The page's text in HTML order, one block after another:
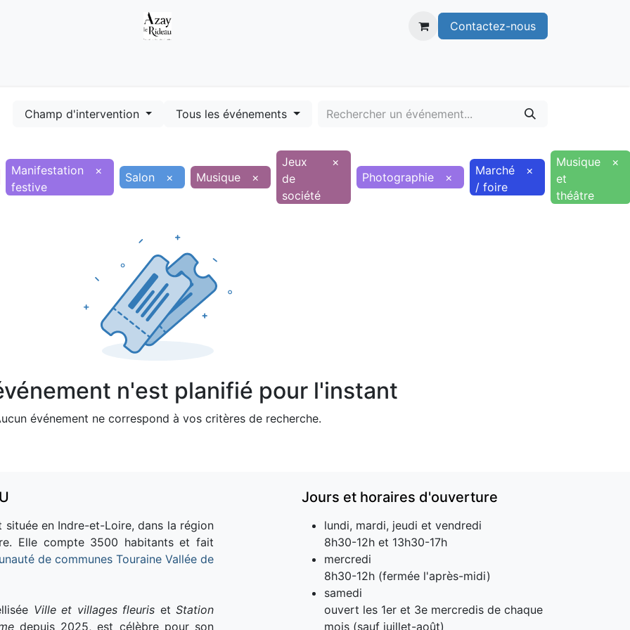
Contactez-nous
Champ d'intervention Tous les événements
Manifestation
festive
× Salon × Musique ×
Jeux
de
société
×
Photographie
×
Marché
/ foire
×
Musique
et
théâtre
×
n'est planifié pour l'instant
événement ne correspond à vos critères de recherche.
située en Indre-et-Loire, dans la région
Elle compte 3500 habitants et fait
de communes Touraine Vallée de
Ville et villages fleuris et Station
depuis 2025, est célèbre pour son
Jours et horaires d'ouverture
lundi, mardi, jeudi et vendredi
8h30-12h et 13h30-17h
mercredi
8h30-12h (fermée l'après-midi)
samedi
ouvert les 1er et 3e mercredis de chaque
mois (sauf juillet-août)